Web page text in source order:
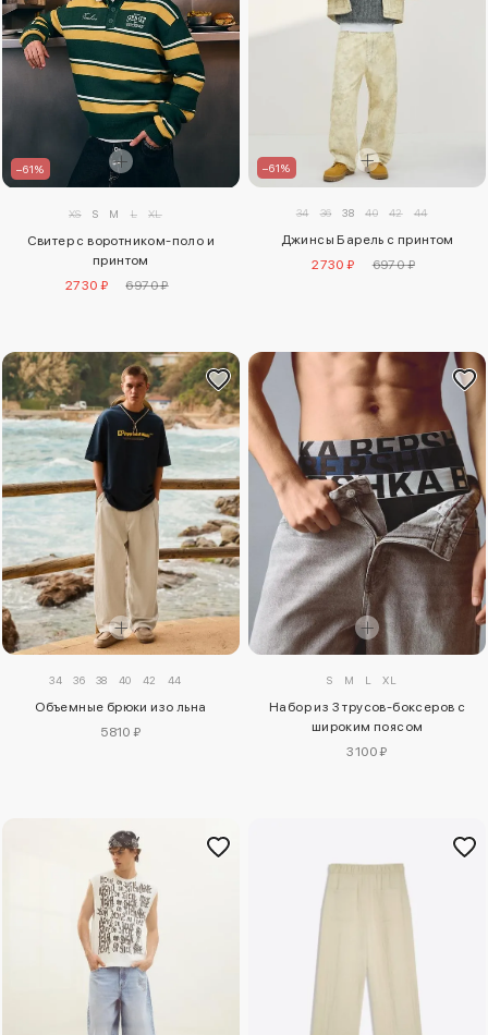
–61%
XS S M L XL
Свитер с воротником-поло и
принтом
2730 ₽
6970 ₽
–61%
34 36 38 40 42 44
Джинсы Барель с принтом
2730 ₽
6970 ₽
34 36 38 40 42 44
Объемные брюки изо льна
5810 ₽
S M L XL
Набор из 3 трусов-боксеров с
широким поясом
3100 ₽